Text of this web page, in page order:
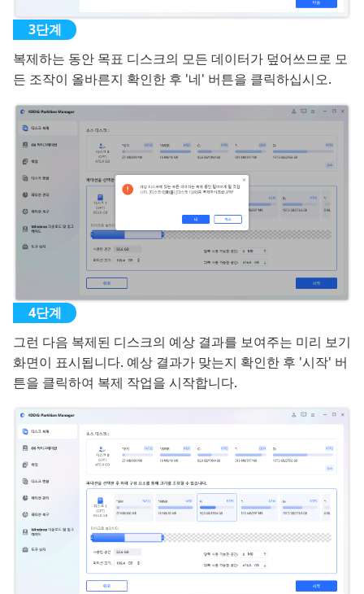
복제하는 동안 목표 디스크의 모든 데이터가 덮어쓰므로 모
든 조작이 올바른지 확인한 후 '네' 버튼을 클릭하십시오.
그런 다음 복제된 디스크의 예상 결과를 보여주는 미리 보기
화면이 표시됩니다. 예상 결과가 맞는지 확인한 후 '시작' 버
튼을 클릭하여 복제 작업을 시작합니다.